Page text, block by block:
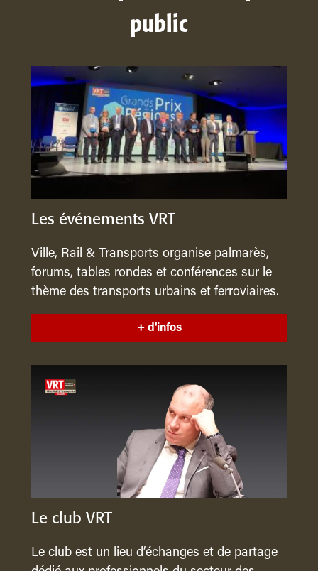
public
Les événements VRT
Ville, Rail & Transports organise palmarès,
forums, tables rondes et conférences sur le
thème des transports urbains et ferroviaires.
+ d'infos
Le club VRT
Le club est un lieu d’échanges et de partage